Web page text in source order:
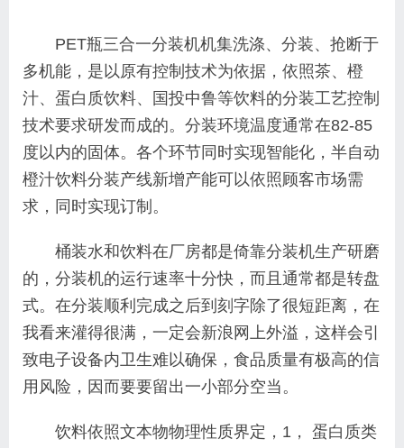
PET瓶三合一分装机机集洗涤、分装、抢断于
多机能，是以原有控制技术为依据，依照茶、橙
汁、蛋白质饮料、国投中鲁等饮料的分装工艺控制
技术要求研发而成的。分装环境温度通常在82-85
度以内的固体。各个环节同时实现智能化，半自动
橙汁饮料分装产线新增产能可以依照顾客市场需
求，同时实现订制。
桶装水和饮料在厂房都是倚靠分装机生产研磨
的，分装机的运行速率十分快，而且通常都是转盘
式。在分装顺利完成之后到刻字除了很短距离，在
我看来灌得很满，一定会新浪网上外溢，这样会引
致电子设备内卫生难以确保，食品质量有极高的信
用风险，因而要要留出一小部分空当。
饮料依照文本物物理性质界定，1， 蛋白质类